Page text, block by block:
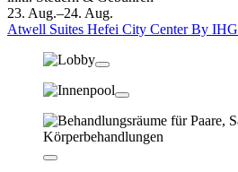
23. Aug.–24. Aug.
Atwell Suites Hefei City Center By IHG